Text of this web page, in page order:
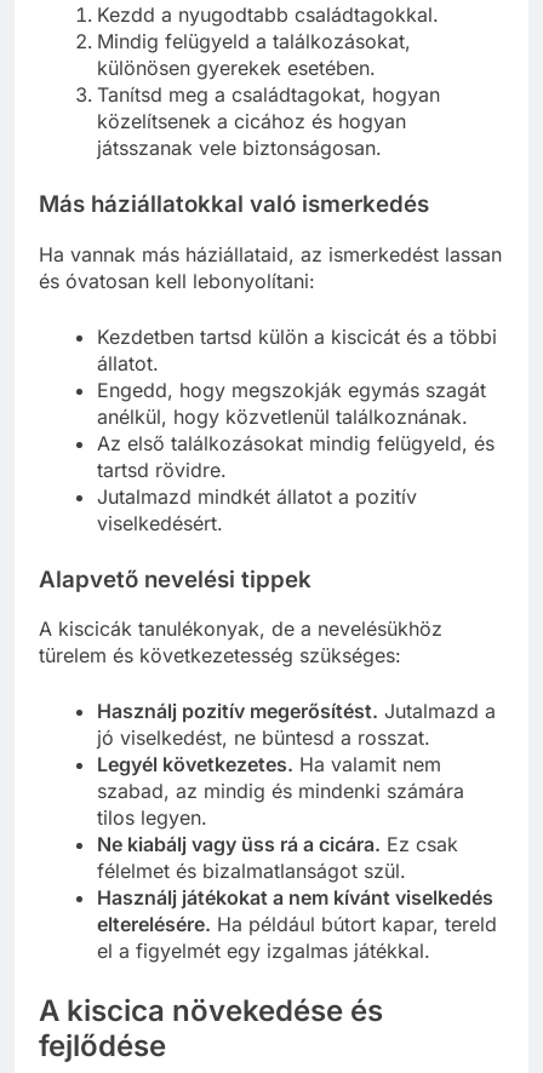
Kezdd a nyugodtabb családtagokkal.
Mindig felügyeld a találkozásokat,
különösen gyerekek esetében.
Tanítsd meg a családtagokat, hogyan
közelítsenek a cicához és hogyan
játsszanak vele biztonságosan.
Más háziállatokkal való ismerkedés
Ha vannak más háziállataid, az ismerkedést lassan
és óvatosan kell lebonyolítani:
Kezdetben tartsd külön a kiscicát és a többi
állatot.
Engedd, hogy megszokják egymás szagát
anélkül, hogy közvetlenül találkoznának.
Az első találkozásokat mindig felügyeld, és
tartsd rövidre.
Jutalmazd mindkét állatot a pozitív
viselkedésért.
Alapvető nevelési tippek
A kiscicák tanulékonyak, de a nevelésükhöz
türelem és következetesség szükséges:
Használj pozitív megerősítést. Jutalmazd a
jó viselkedést, ne büntesd a rosszat.
Legyél következetes. Ha valamit nem
szabad, az mindig és mindenki számára
tilos legyen.
Ne kiabálj vagy üss rá a cicára. Ez csak
félelmet és bizalmatlanságot szül.
Használj játékokat a nem kívánt viselkedés
elterelésére. Ha például bútort kapar, tereld
el a figyelmét egy izgalmas játékkal.
A kiscica növekedése és
fejlődése